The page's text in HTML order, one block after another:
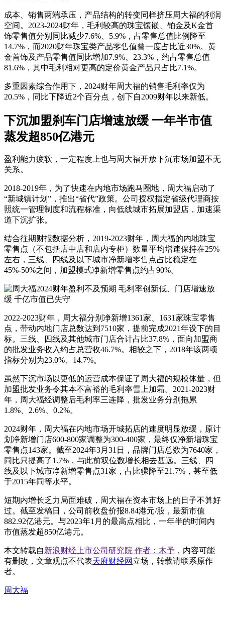
成本、销售两端承压，产品结构的转变同样挤压周大福的利润
空间。2023-2024财年，毛利较高的珠宝镶嵌、铂金及K金首
饰零售值分别同比减少7.6%、5.9%，占零售总值比例降至
14.7%，而2020财年珠宝类产品零售值曾一度占比近30%。黄
金首饰及产品零售值同比增加7.9%、23.3%，约占零售总值
81.6%，其中毛利相对更高的定价黄金产品只占比7.1%。
多重因素综合作用下，2024财年周大福的销售毛利率仅为
20.5%，同比下降近2个百分点，创下自2009财年以来新低。
下沉加盟刹车门店增速放缓 一年半市值
蒸发超850亿港元
盈利能力疲软，一定程度上也与周大福开放下沉市场加盟不无
关系。
2018-2019年，为了快速在内地市场跑马圈地，周大福启动了
“新城镇计划”，推出“省代”政策。公司授权指定省级代理商按
照统一管理制度和流程标准，向低线城市拓展加盟店，加速渠
道下沉扩张。
结合往期财报数据分析，2019-2023财年，周大福的内地珠宝
零售点（不包括店中店和店内专柜）数量平均增速保持在25%
左右，三线、四线及以下城市净新增零售点占比稳定在
45%-50%之间，加盟模式净新增零售点约占90%。
2022-2023财年，周大福分别净新增1361家、1631家珠宝零售
点，带动内地门店总数达到7510家，提前完成2021年设下的目
标。三线、四线及其他城市门店合计占比37.8%，面向加盟商
的批发业务收入约占总营收46.7%。相较之下，2018年该两项
指标分别为23.0%、14.7%。
虽然下沉市场以更低的运营成本保证了周大福的规模体量，但
加盟批发业务令其本不富裕的毛利率雪上加霜。2021-2023财
年，周大福经调整后毛利率三连降，批发业务分别拖累
1.8%、2.6%、0.2%。
2024财年，周大福在内地市场开城拓店的速度明显放缓，原计
划净新增门店600-800家调整为300-400家，最终仅净新增珠宝
零售点143家。截至2024年3月31日，品牌门店总数为7640家，
同比只提高了1.7%，与此前双位数增长相去甚远。三线、四
线及以下城市净新增零售点31家，占比骤降至21.7%，甚至低
于2015年同等水平。
短期内增长乏力局面难破，周大福在资本市场上的日子不算好
过。截至发稿日，公司前收盘价报8.84港元/股，最新市值
882.92亿港元。与2023年1月的最高点相比，一年半的时间内
市值蒸发超850亿港元。
本文转载自新浪财经上市公司研究院 作者：木予 ，内容可能
有删改，文章观点不代表天府财经网 立场，转载请联系原作
者。
周大福